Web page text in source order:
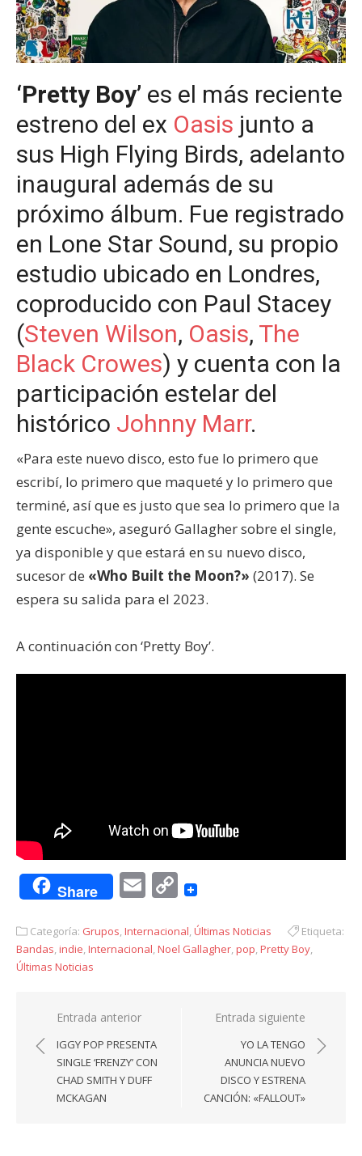
‘Pretty Boy’ es el más reciente
estreno del ex Oasis junto a
sus High Flying Birds, adelanto
inaugural además de su
próximo álbum. Fue registrado
en Lone Star Sound, su propio
estudio ubicado en Londres,
coproducido con Paul Stacey
(Steven Wilson, Oasis, The
Black Crowes) y cuenta con la
participación estelar del
histórico Johnny Marr.
«Para este nuevo disco, esto fue lo primero que
escribí, lo primero que maqueté y lo primero que
terminé, así que es justo que sea lo primero que la
gente escuche», aseguró Gallagher sobre el single,
ya disponible y que estará en su nuevo disco,
sucesor de «Who Built the Moon?» (2017). Se
espera su salida para el 2023.
A continuación con ‘Pretty Boy’.
Share EmailCopy
Categoría: Grupos,Internacional,Últimas Noticias
Etiqueta:
Bandas,indie,Internacional,Noel Gallagher,pop,Pretty Boy,
Últimas Noticias
Navegación
de
entradas
Entrada anterior
IGGY POP PRESENTA
SINGLE ‘FRENZY’ CON
CHAD SMITH Y DUFF
MCKAGAN
Entrada siguiente
YO LA TENGO
ANUNCIA NUEVO
DISCO Y ESTRENA
CANCIÓN: «FALLOUT»